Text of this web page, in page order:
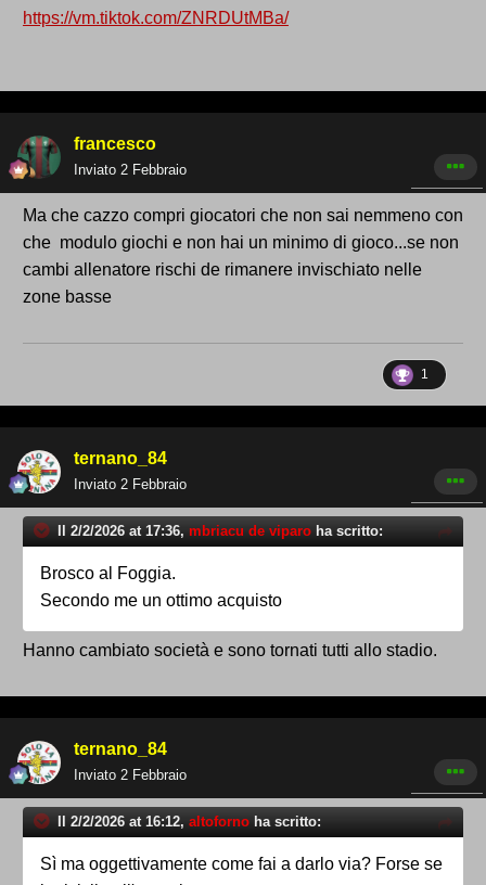
https://vm.tiktok.com/ZNRDUtMBa/
francesco
Inviato 2 Febbraio
Ma che cazzo compri giocatori che non sai nemmeno con
che modulo giochi e non hai un minimo di gioco...se non
cambi allenatore rischi de rimanere invischiato nelle
zone basse
1
ternano_84
Inviato 2 Febbraio
Il 2/2/2026 at 17:36, mbriacu de viparo ha scritto:
Brosco al Foggia.
Secondo me un ottimo acquisto
Hanno cambiato società e sono tornati tutti allo stadio.
ternano_84
Inviato 2 Febbraio
Il 2/2/2026 at 16:12, altoforno ha scritto:
Sì ma oggettivamente come fai a darlo via? Forse se